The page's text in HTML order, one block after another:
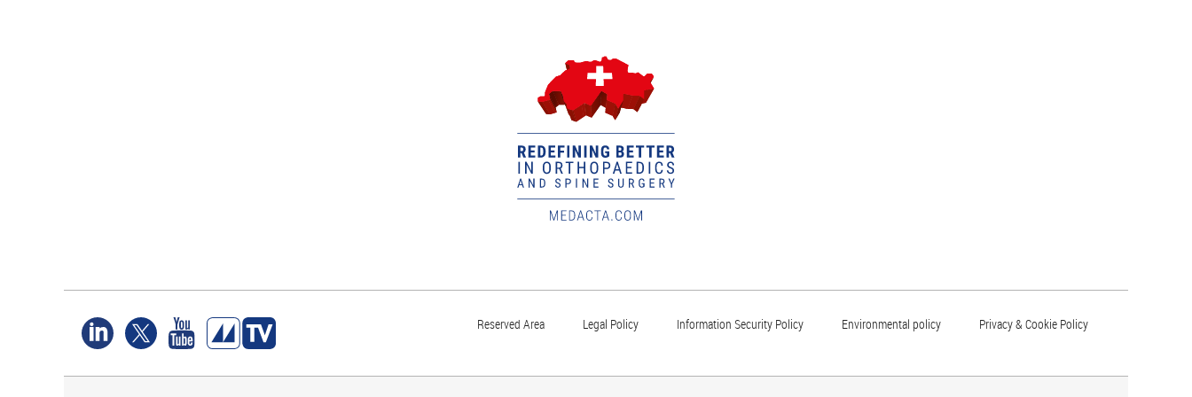
Reserved Area Legal Policy Information Security Policy Environmental policy Privacy & Cookie Policy